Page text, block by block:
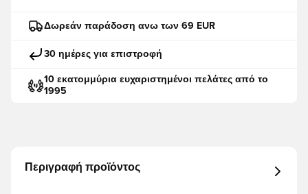
Δωρεάν παράδοση ανω των 69 EUR
30 ημέρες για επιστροφή
10 εκατομμύρια ευχαριστημένοι πελάτες από το
1995
Περιγραφή προϊόντος